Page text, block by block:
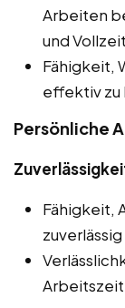
Arbeiten
und
Fähigkeit,
effektiv zu
Persönliche
Fähigkeit,